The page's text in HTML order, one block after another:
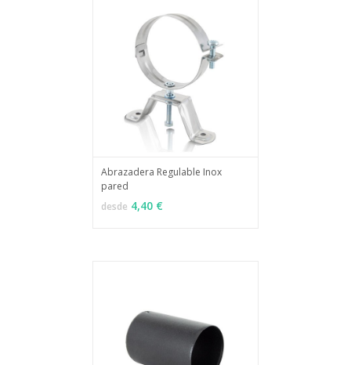
VER OPCIONES
Abrazadera Regulable Inox
pared
desde 4,40 €